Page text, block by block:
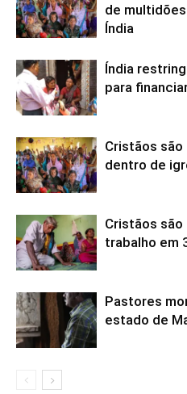
de
Índia
Índia
para
Cristãos
dentro de
Cristãos são
trabalho em
Pastores
estado de